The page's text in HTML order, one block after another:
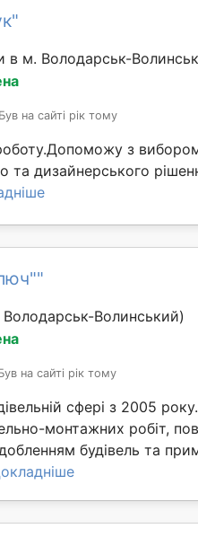
в м. Володарськ-
Був на сайті рік тому
з
та дизайнерського
Волинський)
на сайті рік тому
сфері з 2005
монтажних робіт,
будівель та